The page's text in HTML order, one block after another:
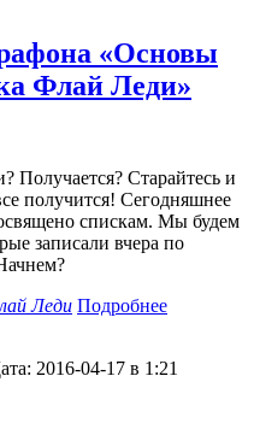
«Основы
Флай Леди»
Получается? Старайтесь и
получится! Сегодняшнее
спискам. Мы будем
записали вчера по
Леди Подробнее
2016-04-17 в 1:21